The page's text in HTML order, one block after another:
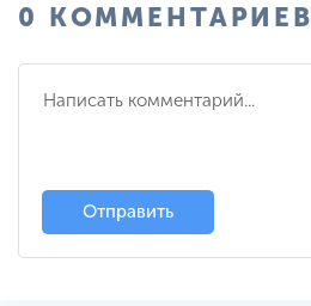
0 КОММЕНТАРИЕВ
Отправить